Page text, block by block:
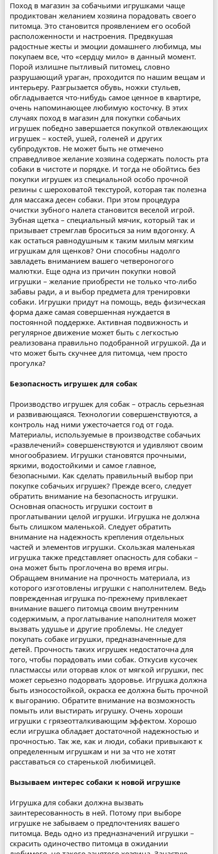
Поход в магазин за собачьими игрушками чаще
продиктован желанием хозяина порадовать своего
питомца. Это становится проявлением его особой
расположенности и настроения. Предвкушая
радостные жесты и эмоции домашнего любимца, мы
покупаем все, что «сердцу мило» в данный момент.
Порой излишне пытливый питомец, словно
разрушающий ураган, проходится по нашим вещам и
интерьеру. Разгрызается обувь, ножки стульев,
обгладывается что-нибудь самое ценное в квартире,
очень напоминающее любимую косточку. В этих
случаях поход в магазин для покупки собачьих
игрушек победно завершается покупкой отвлекающих
игрушек – костей, ушей, голеней и других
субпродуктов. Не может быть не отмечено
справедливое желание хозяина содержать полость рта
собаки в чистоте и порядке. И тогда не обойтись без
покупки игрушек из специальной особо прочной
резины с шероховатой текстурой, которая так полезна
для массажа десен собаки. При этом процедура
очистки зубного налета становится веселой игрой.
Зубная щетка – специальный мячик, который так и
призывает стремглав броситься за ним вдогонку. А
как остаться равнодушным к таким милым мягким
игрушкам для щенков? Они способны надолго
завладеть вниманием вашего четвероногого
малютки. Еще одна из причин покупки новой
игрушки – желание приобрести не только что-либо
забавы ради, а и выбор предмета для тренировки
собаки. Игрушки придут на помощь, ведь физическая
форма даже самая совершенная нуждается в
постоянной поддержке. Активная подвижность и
регулярное движение может быть с легкостью
реализована правильно подобранной игрушкой. Да и
что может быть скучнее для питомца, чем просто
прогулка?
Безопасность игрушек для собак
Производство игрушек для собак – отрасль серьезная
и развивающаяся. Технологии совершенствуются, а
контроль над ними ужесточается год от года.
Материалы, используемые в производстве собачьих
«развлечений» совершенствуются и удивляют своим
многообразием. Игрушки становятся прочными,
яркими, водостойкими и самое главное,
безопасными. Как сделать правильный выбор при
покупке собачьих игрушек? Прежде всего, следует
обратить внимание на безопасность игрушки.
Основная опасность игрушки состоит в
проглатывании целой игрушки. Игрушка не должна
быть слишком маленькой. Следует обратить
внимание на надежность крепления отдельных
частей и элементов игрушки. Скользкая маленькая
игрушка также представляет опасность для собаки –
она может быть проглочена во время игры.
Обращаем внимание на прочность материала, из
которого изготовлены игрушки с наполнителем. Ведь
поврежденная игрушка по-прежнему привлекает
внимание вашего питомца своим внутренним
содержимым, а проглатывание наполнителя может
вызвать удушье и другие проблемы. Не следует
покупать собаке игрушки, предназначенные для
детей. Прочность таких игрушек недостаточна для
того, чтобы порадовать ими собак. Откусив кусочек
пластмассы или оторвав клок от мягкой игрушки, пес
может серьезно подорвать здоровье. Игрушка должна
быть износостойкой, окраска ее должна быть прочной
к выгоранию. Обратите внимание на возможность
помыть или выстирать игрушку. Очень хороши
игрушки с грязеотталкивающим эффектом. Хорошо
если игрушка обладает достаточной надежностью и
прочностью. Так же, как и люди, собаки привыкают к
определенным игрушкам и ни за что не хотят
расставаться со старенькой любимицей.
Вызываем интерес собаки к новой игрушке
Игрушка для собаки должна вызвать
заинтересованность в ней. Потому при выборе
игрушке не забываем о предпочтениях вашего
питомца. Ведь одно из предназначений игрушки –
скрасить одиночество питомца в ожидании